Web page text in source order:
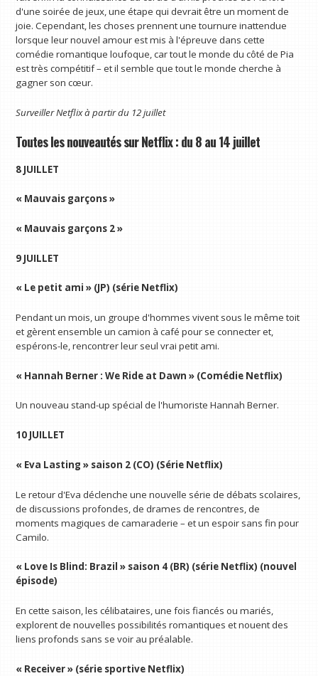
d'une soirée de jeux, une étape qui devrait être un moment de
joie. Cependant, les choses prennent une tournure inattendue
lorsque leur nouvel amour est mis à l'épreuve dans cette
comédie romantique loufoque, car tout le monde du côté de Pia
est très compétitif – et il semble que tout le monde cherche à
gagner son cœur.
SurveillerNetflixà partir du 12 juillet
Toutes les nouveautés sur Netflix : du 8 au 14 juillet
8 JUILLET
« Mauvais garçons »
« Mauvais garçons 2 »
9 JUILLET
« Le petit ami » (JP) (série Netflix)
Pendant un mois, un groupe d'hommes vivent sous le même toit
et gèrent ensemble un camion à café pour se connecter et,
espérons-le, rencontrer leur seul vrai petit ami.
« Hannah Berner : We Ride at Dawn » (Comédie Netflix)
Un nouveau stand-up spécial de l'humoriste Hannah Berner.
10 JUILLET
« Eva Lasting » saison 2 (CO) (Série Netflix)
Le retour d'Eva déclenche une nouvelle série de débats scolaires,
de discussions profondes, de drames de rencontres, de
moments magiques de camaraderie – et un espoir sans fin pour
Camilo.
« Love Is Blind: Brazil » saison 4 (BR) (série Netflix) (nouvel
épisode)
En cette saison, les célibataires, une fois fiancés ou mariés,
explorent de nouvelles possibilités romantiques et nouent des
liens profonds sans se voir au préalable.
« Receiver » (série sportive Netflix)